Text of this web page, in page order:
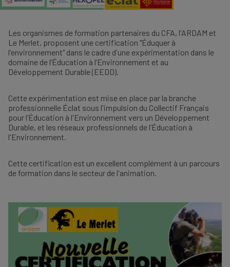
Les organismes de formation partenaires du CFA, l'ARDAM et
Le Merlet, proposent une certification "Éduquer à
l'environnement" dans le cadre d'une expérimentation dans le
domaine de l’Éducation à l’Environnement et au
Développement Durable (EEDD).
Cette expérimentation est mise en place par la branche
professionnelle Éclat sous l'impulsion du Collectif Français
pour l’Éducation à l'Environnement vers un Développement
Durable, et les réseaux professionnels de l’Éducation à
l'Environnement.
Cette certification est un excellent complément à un parcours
de formation dans le secteur de l'animation.
IMAGE